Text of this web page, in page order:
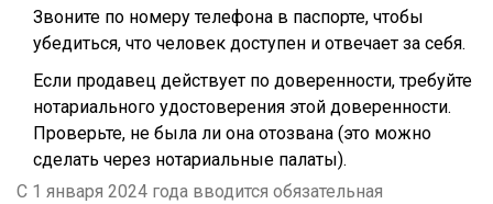
Звоните по номеру телефона в паспорте, чтобы
убедиться, что человек доступен и отвечает за себя.
Если продавец действует по доверенности, требуйте
нотариального удостоверения этой доверенности.
Проверьте, не была ли она отозвана (это можно
сделать через нотариальные палаты).
С 1 января 2024 года вводится обязательная